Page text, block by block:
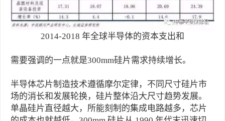
2014-2018 年全球半导体的资本支出和
需要强调的一点就是300mm硅片需求持续增长。
半导体芯片制造技术遵循摩尔定律，不同尺寸硅片市
场的消长和发展轮换，硅片整体沿大尺寸趋势发展。
单晶硅片直径越大，所能刻制的集成电路越多，芯片